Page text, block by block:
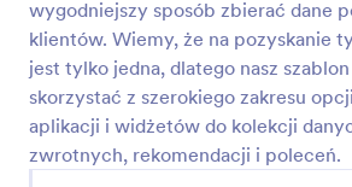
wygodniejszy sposób zbierać dane
klientów. Wiemy, że na pozyskanie
jest tylko jedna, dlatego nasz
skorzystać z szerokiego zakresu
aplikacji i widżetów do kolekcji
zwrotnych, rekomendacji i poleceń.
informacje, takie jak czas, cele,
zazdania i dodatkowe pytania do
Wszystkie informacje będą
Twoim koncie Jotform i dostępne z
urządzenia. Różne branże wymagają
raportów. Za pomocą naszego
możesz dostosować Formularz
Podgląd